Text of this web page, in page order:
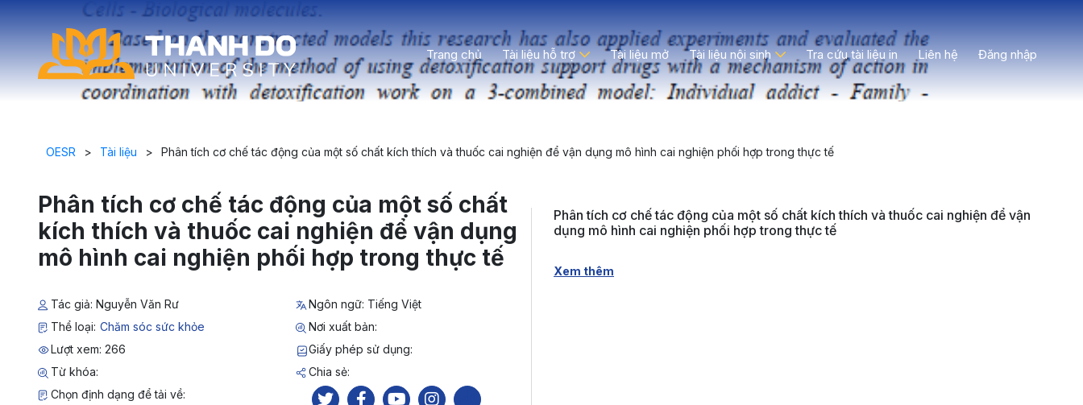
Trang chủ Tài liệu hỗ trợ Tài liệu mở Tài liệu nội sinh Tra cứu tài liệu in Liên hệ Đăng nhập
OESR > Tài liệu > Phân tích cơ chế tác động của một số chất kích thích và thuốc cai nghiện để vận dụng mô hình cai nghiện phối hợp trong thực tế
Phân tích cơ chế tác động của một số chất
kích thích và thuốc cai nghiện để vận dụng
mô hình cai nghiện phối hợp trong thực tế
Tác giả: Nguyễn Văn Rư
Thể loại: Chăm sóc sức khỏe
Lượt xem: 266
Từ khóa:
Chọn định dạng để tải về:
Ngôn ngữ: Tiếng Việt
Nơi xuất bản:
Giấy phép sử dụng:
Chia sẻ:
Phân tích cơ chế tác động của một số chất kích thích và thuốc cai nghiện để vận
dụng mô hình cai nghiện phối hợp trong thực tế
Xem thêm